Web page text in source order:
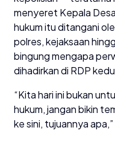
menyeret Kepala
hukum itu ditangani
polres, kejaksaan
bingung mengapa
dihadirkan di RDP
“Kita hari ini bukan
hukum, jangan bikin
ke sini, tujuannya